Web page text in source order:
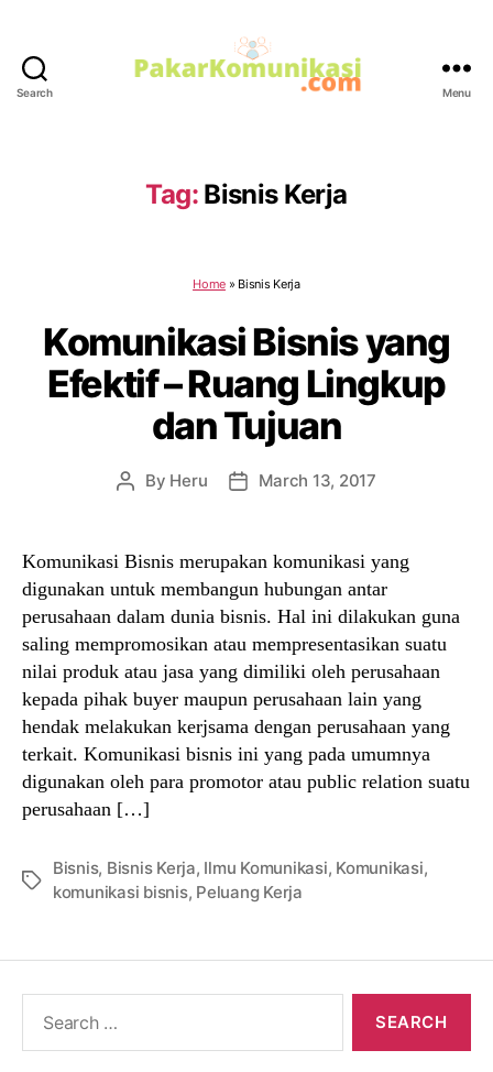
Search Menu
Tag: Bisnis Kerja
Home» Bisnis Kerja
Komunikasi Bisnis yang
Efektif – Ruang Lingkup
dan Tujuan
Post
By Heru
PostMarch 13, 2017
Komunikasi Bisnis merupakan komunikasi yang
digunakan untuk membangun hubungan antar
perusahaan dalam dunia bisnis. Hal ini dilakukan guna
saling mempromosikan atau mempresentasikan suatu
nilai produk atau jasa yang dimiliki oleh perusahaan
kepada pihak buyer maupun perusahaan lain yang
hendak melakukan kerjsama dengan perusahaan yang
terkait. Komunikasi bisnis ini yang pada umumnya
digunakan oleh para promotor atau public relation suatu
perusahaan […]
Tags
Bisnis, Bisnis Kerja, Ilmu Komunikasi, Komunikasi,
komunikasi bisnis, Peluang Kerja